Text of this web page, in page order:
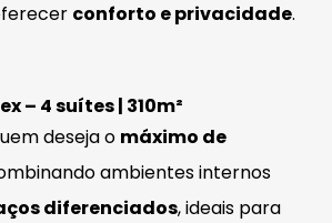
conforto e privacidade.
– 4 suítes | 310m²
deseja o máximo de
ambientes internos
diferenciados, ideais para